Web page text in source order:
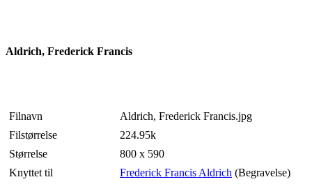
Aldrich, Frederick Francis
Filnavn
Aldrich, Frederick Francis.jpg
Filstørrelse
224.95k
Størrelse
800 x 590
Knyttet til
Frederick Francis Aldrich (Begravelse)